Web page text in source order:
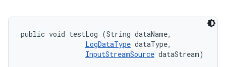
public void testLog (String dataName,
LogDataType dataType,
InputStreamSource dataStream)